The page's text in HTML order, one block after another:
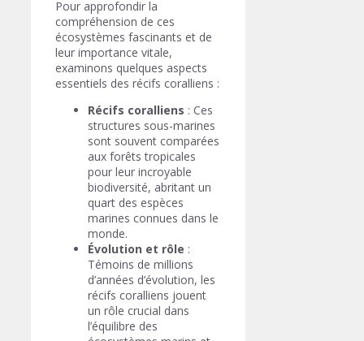
Pour approfondir la
compréhension de ces
écosystèmes fascinants et de
leur importance vitale,
examinons quelques aspects
essentiels des récifs coralliens :
Récifs coralliens : Ces
structures sous-marines
sont souvent comparées
aux forêts tropicales
pour leur incroyable
biodiversité, abritant un
quart des espèces
marines connues dans le
monde.
Évolution et rôle :
Témoins de millions
d’années d’évolution, les
récifs coralliens jouent
un rôle crucial dans
l’équilibre des